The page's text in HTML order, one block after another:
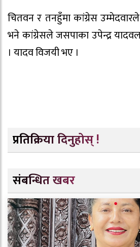
चितवन र तनहुँमा कांग्रेस
भने कांग्रेसले जसपाका उपेन्द्र
। यादव विजयी भए ।
प्रतिक्रिया दिनुहोस् !
संबन्धित खबर